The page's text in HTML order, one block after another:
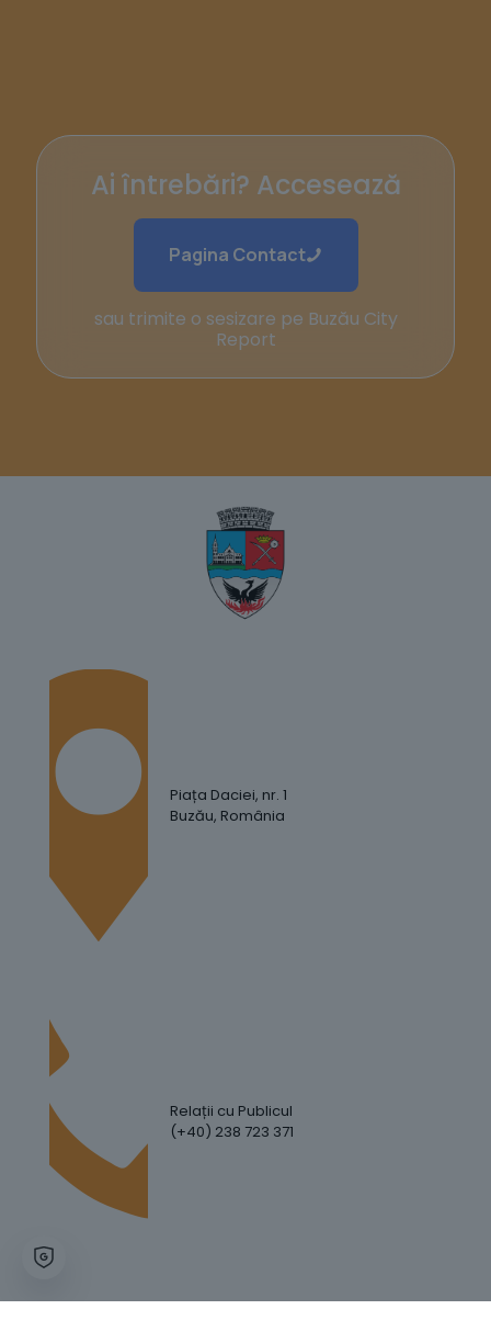
Ai întrebări? Accesează
Pagina Contact
sau trimite o sesizare pe Buzău City
Report
Piața Daciei, nr. 1
Buzău, România
Relații cu Publicul
(+40) 238 723 371